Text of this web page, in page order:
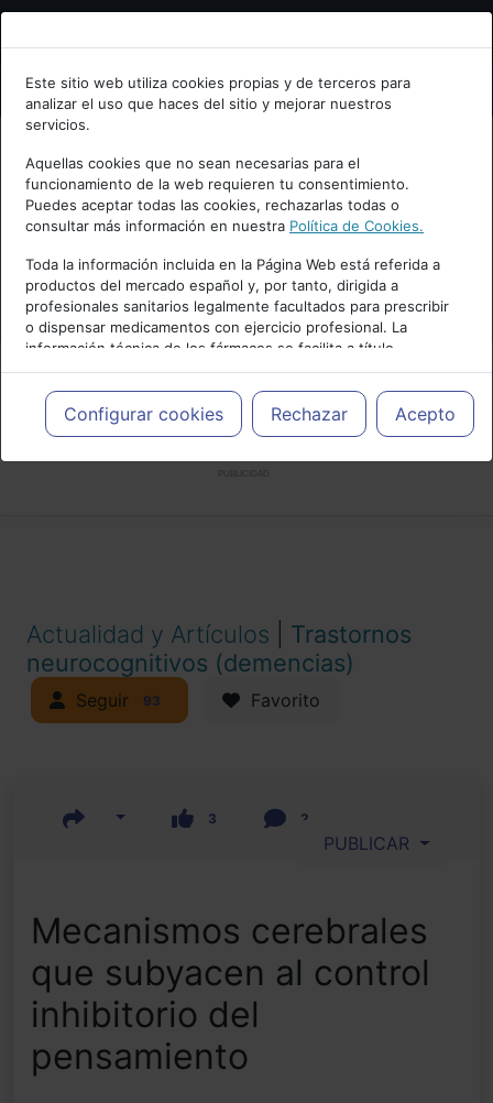
Bienvenid@ a psiquiatria.com
Escribe tu Email
Accede o regístrate con tu email.
Cancelar
Este sitio web utiliza cookies propias y de terceros para
analizar el uso que haces del sitio y mejorar nuestros
servicios.
Aquellas cookies que no sean necesarias para el
funcionamiento de la web requieren tu consentimiento.
Puedes aceptar todas las cookies, rechazarlas todas o
consultar más información en nuestra Política de Cookies.
Toda la información incluida en la Página Web está referida a
productos del mercado español y, por tanto, dirigida a
profesionales sanitarios legalmente facultados para prescribir
o dispensar medicamentos con ejercicio profesional. La
información técnica de los fármacos se facilita a título
meramente informativo, siendo responsabilidad de los
profesionales facultados prescribir medicamentos y decidir, en
cada caso concreto, el tratamiento más adecuado a las
necesidades del paciente.
Configurar cookies Rechazar Acepto
Actualidad y Artículos
Trastornos
neurocognitivos (demencias)
Seguir 93 Favorito
3 2
PUBLICAR
Mecanismos cerebrales
que subyacen al control
inhibitorio del
pensamiento